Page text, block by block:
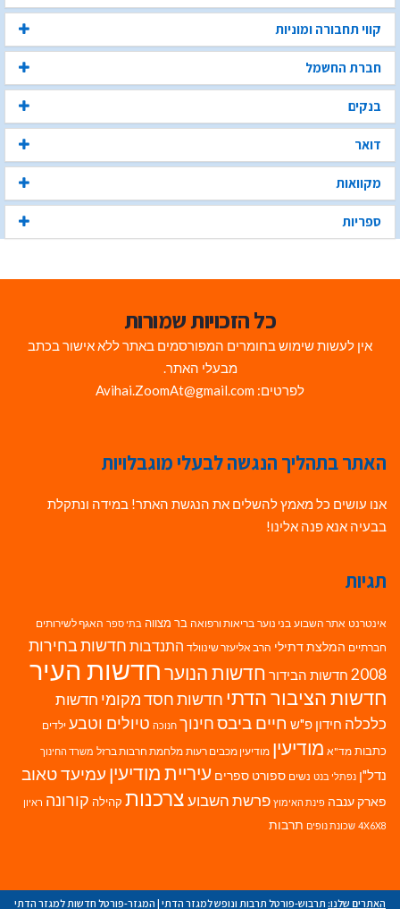
קווי תחבורה ומוניות
חברת החשמל
בנקים
דואר
מקוואות
ספריות
כל הזכויות שמורות
אין לעשות שימוש בחומרים המפורסמים באתר ללא אישור בכתב
מבעלי האתר.
לפרטים: Avihai.ZoomAt@gmail.com
האתר בתהליך הנגשה לבעלי מוגבלויות
אנו עושים כל מאמץ להשלים את הנגשת האתר! במידה ונתקלת
בבעיה אנא פנה אלינו!
תגיות
אינטרנט אתר השבוע בני נוער בריאות ורפואה בר מצווה בתי ספר האגף לשירותים
חברתיים המלצת דתילי הרב אליעזר שינוולד התנדבות חדשות בחירות
2008 חדשות הבידור חדשות הנוערחדשות העיר
חדשות הציבור הדתי חדשות חסד מקומי חדשות
כלכלה חידון פ"ש חיים ביבסחינוך חנוכה טיולים וטבע ילדים
כתבות מד"א מודיעין מודיעין מכבים רעות מלחמת חרבות ברזל משרד החינוך
נדל"ן נפתלי בנט נשים ספורט ספרים עיריית מודיעין עמיעד טאוב
פארק ענבה פינת האימוץ פרשת השבועצרכנות קהילה קורונה ראיון
4X6X8 שכונת נופים תרבות
האתרים שלנו: תרבוש-פורטל תרבות ונופש למגזר הדתי | המגזר-פורטל חדשות למגזר הדתי